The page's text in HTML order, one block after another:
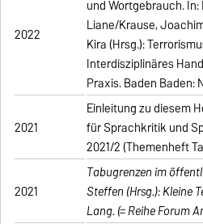
2022
und Wortgebrauch.
Liane/Krause,
Kira (Hrsg.):
Interdisziplinäres
Praxis. Baden Baden:
2021
Einleitung zu diesem
für Sprachkritik und
2021/2 (Themenheft
2021
Tabugrenzen im
Steffen (Hrsg.): Kleine
Lang. (= Reihe Forum